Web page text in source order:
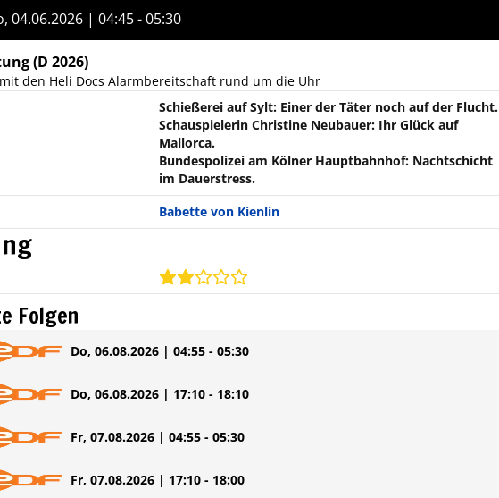
04.06.2026 | 04:45 - 05:30
(D 2026)
den Heli Docs Alarmbereitschaft rund um die Uhr
Schießerei auf Sylt: Einer der Täter noch auf der Flucht.
Schauspielerin Christine Neubauer: Ihr Glück auf
Mallorca.
Bundespolizei am Kölner Hauptbahnhof: Nachtschicht
im Dauerstress.
Babette von Kienlin
Folgen
Do, 06.08.2026 | 04:55 - 05:30
Do, 06.08.2026 | 17:10 - 18:10
Fr, 07.08.2026 | 04:55 - 05:30
Fr, 07.08.2026 | 17:10 - 18:00